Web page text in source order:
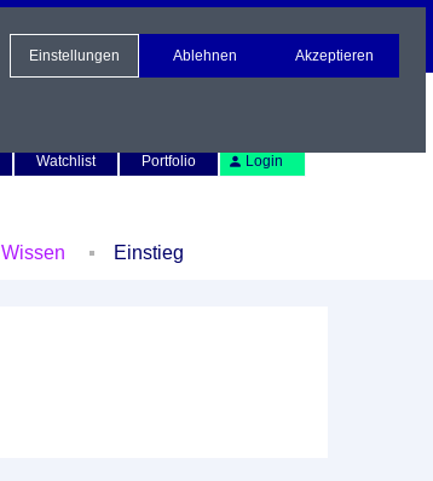
Watchlist Portfolio Login
Wissen Einstieg
Einstellungen Ablehnen Akzeptieren